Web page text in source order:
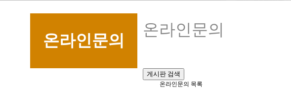
온라인문의
온라인문의
게시판 검색
온라인문의 목록